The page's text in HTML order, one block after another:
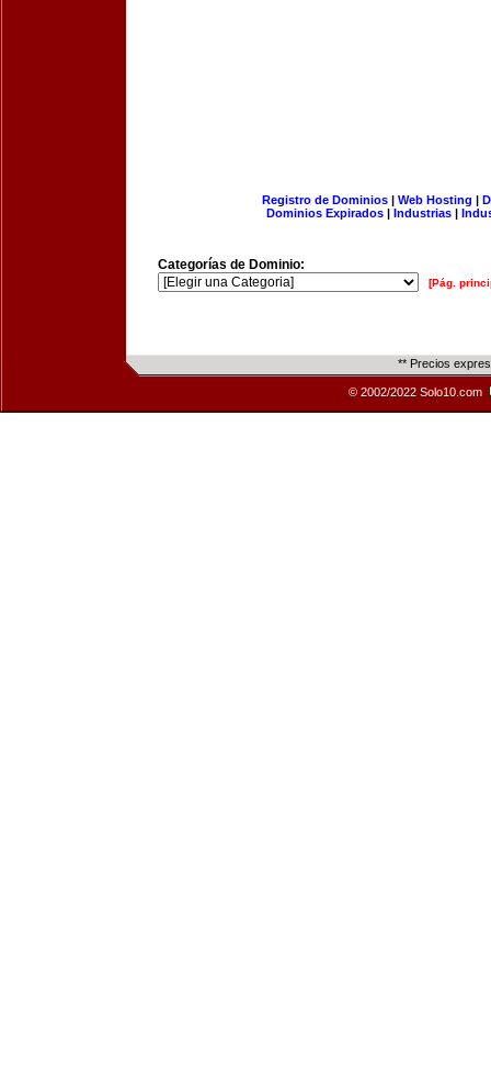
Registro de Dominios| Web Hosting |
Dominios Expirados | Industrias |
Categorías de Dominio:
[Pág.
** Precios
© 2002/2022 Solo10.com